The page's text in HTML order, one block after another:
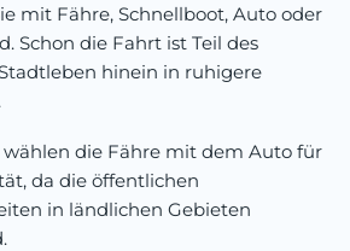
mit Fähre, Schnellboot, Auto oder
Schon die Fahrt ist Teil des
hinein in ruhigere
wählen die Fähre mit dem Auto für
da die öffentlichen
in ländlichen Gebieten